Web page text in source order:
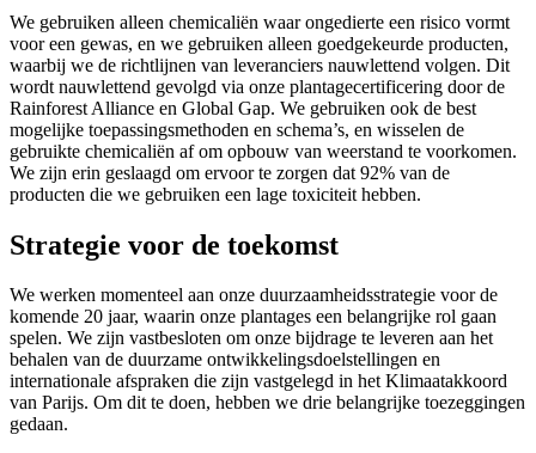
We gebruiken alleen chemicaliën waar ongedierte een risico vormt
voor een gewas, en we gebruiken alleen goedgekeurde producten,
waarbij we de richtlijnen van leveranciers nauwlettend volgen. Dit
wordt nauwlettend gevolgd via onze plantagecertificering door de
Rainforest Alliance en Global Gap. We gebruiken ook de best
mogelijke toepassingsmethoden en schema’s, en wisselen de
gebruikte chemicaliën af om opbouw van weerstand te voorkomen.
We zijn erin geslaagd om ervoor te zorgen dat 92% van de
producten die we gebruiken een lage toxiciteit hebben.
Strategie voor de toekomst
We werken momenteel aan onze duurzaamheidsstrategie voor de
komende 20 jaar, waarin onze plantages een belangrijke rol gaan
spelen. We zijn vastbesloten om onze bijdrage te leveren aan het
behalen van de duurzame ontwikkelingsdoelstellingen en
internationale afspraken die zijn vastgelegd in het Klimaatakkoord
van Parijs. Om dit te doen, hebben we drie belangrijke toezeggingen
gedaan.